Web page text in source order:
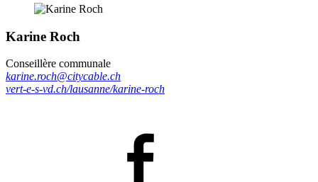
Karine Roch
Conseillère communale
karine.roch@citycable.ch
vert-e-s-vd.ch/lausanne/karine-roch